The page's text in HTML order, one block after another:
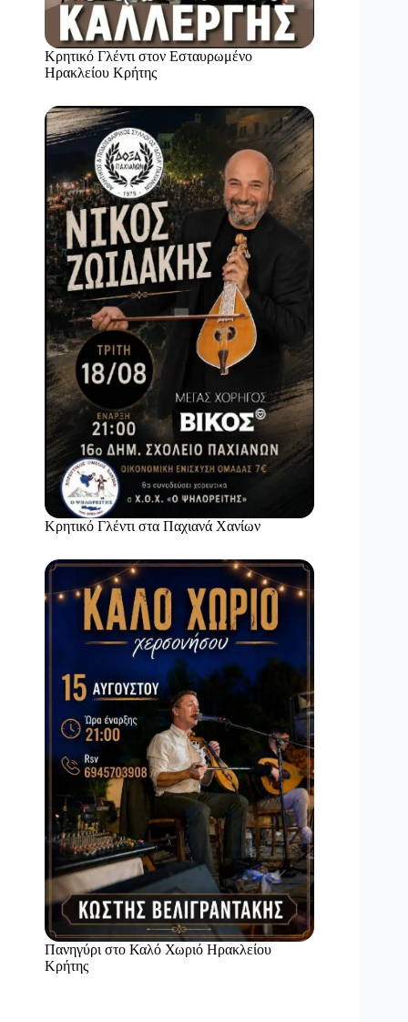
Κρητικό Γλέντι στον Εσταυρωμένο
Ηρακλείου Κρήτης
Κρητικό Γλέντι στα Παχιανά Χανίων
Πανηγύρι στο Καλό Χωριό Ηρακλείου
Κρήτης